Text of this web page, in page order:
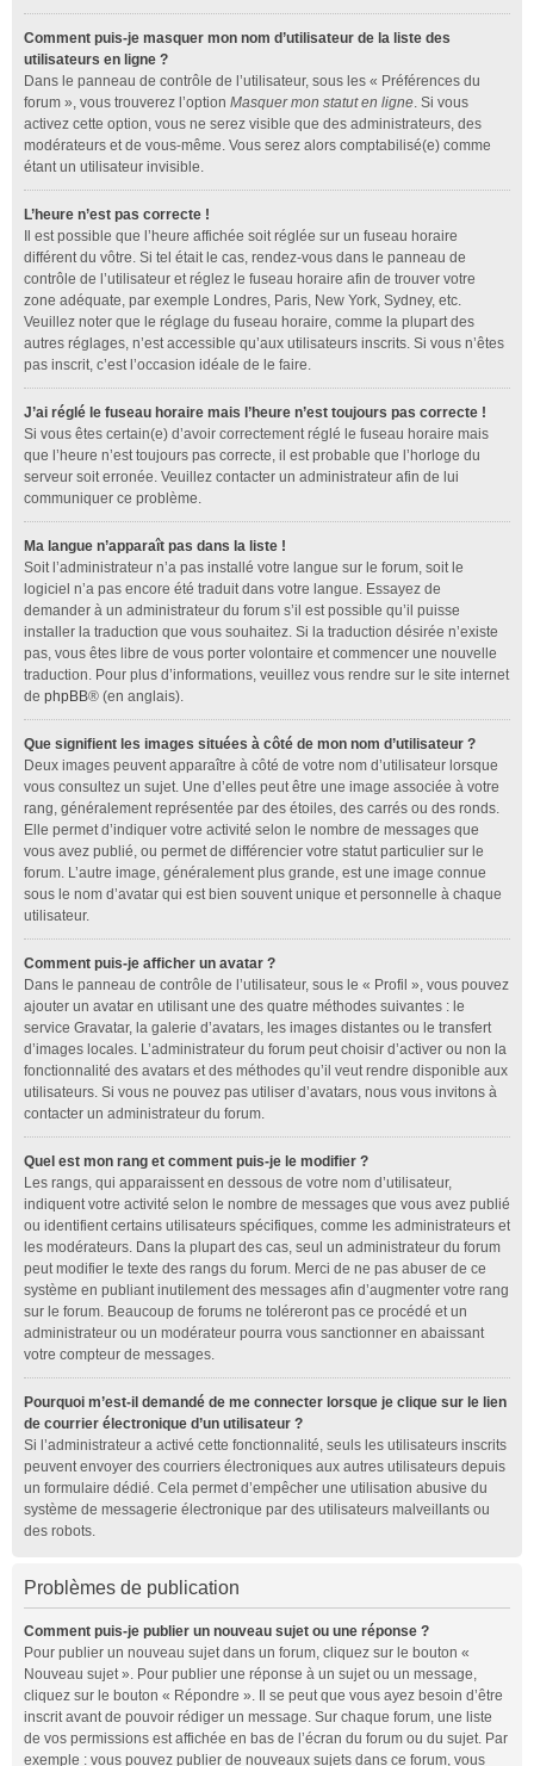
Comment puis-je masquer mon nom d’utilisateur de la liste des
utilisateurs en ligne ?
Dans le panneau de contrôle de l’utilisateur, sous les « Préférences du
forum », vous trouverez l’option Masquer mon statut en ligne. Si vous
activez cette option, vous ne serez visible que des administrateurs, des
modérateurs et de vous-même. Vous serez alors comptabilisé(e) comme
étant un utilisateur invisible.
L’heure n’est pas correcte !
Il est possible que l’heure affichée soit réglée sur un fuseau horaire
différent du vôtre. Si tel était le cas, rendez-vous dans le panneau de
contrôle de l’utilisateur et réglez le fuseau horaire afin de trouver votre
zone adéquate, par exemple Londres, Paris, New York, Sydney, etc.
Veuillez noter que le réglage du fuseau horaire, comme la plupart des
autres réglages, n’est accessible qu’aux utilisateurs inscrits. Si vous n’êtes
pas inscrit, c’est l’occasion idéale de le faire.
J’ai réglé le fuseau horaire mais l’heure n’est toujours pas correcte !
Si vous êtes certain(e) d’avoir correctement réglé le fuseau horaire mais
que l’heure n’est toujours pas correcte, il est probable que l’horloge du
serveur soit erronée. Veuillez contacter un administrateur afin de lui
communiquer ce problème.
Ma langue n’apparaît pas dans la liste !
Soit l’administrateur n’a pas installé votre langue sur le forum, soit le
logiciel n’a pas encore été traduit dans votre langue. Essayez de
demander à un administrateur du forum s’il est possible qu’il puisse
installer la traduction que vous souhaitez. Si la traduction désirée n’existe
pas, vous êtes libre de vous porter volontaire et commencer une nouvelle
traduction. Pour plus d’informations, veuillez vous rendre sur le site internet
de phpBB® (en anglais).
Que signifient les images situées à côté de mon nom d’utilisateur ?
Deux images peuvent apparaître à côté de votre nom d’utilisateur lorsque
vous consultez un sujet. Une d’elles peut être une image associée à votre
rang, généralement représentée par des étoiles, des carrés ou des ronds.
Elle permet d’indiquer votre activité selon le nombre de messages que
vous avez publié, ou permet de différencier votre statut particulier sur le
forum. L’autre image, généralement plus grande, est une image connue
sous le nom d’avatar qui est bien souvent unique et personnelle à chaque
utilisateur.
Comment puis-je afficher un avatar ?
Dans le panneau de contrôle de l’utilisateur, sous le « Profil », vous pouvez
ajouter un avatar en utilisant une des quatre méthodes suivantes : le
service Gravatar, la galerie d’avatars, les images distantes ou le transfert
d’images locales. L’administrateur du forum peut choisir d’activer ou non la
fonctionnalité des avatars et des méthodes qu’il veut rendre disponible aux
utilisateurs. Si vous ne pouvez pas utiliser d’avatars, nous vous invitons à
contacter un administrateur du forum.
Quel est mon rang et comment puis-je le modifier ?
Les rangs, qui apparaissent en dessous de votre nom d’utilisateur,
indiquent votre activité selon le nombre de messages que vous avez publié
ou identifient certains utilisateurs spécifiques, comme les administrateurs et
les modérateurs. Dans la plupart des cas, seul un administrateur du forum
peut modifier le texte des rangs du forum. Merci de ne pas abuser de ce
système en publiant inutilement des messages afin d’augmenter votre rang
sur le forum. Beaucoup de forums ne toléreront pas ce procédé et un
administrateur ou un modérateur pourra vous sanctionner en abaissant
votre compteur de messages.
Pourquoi m’est-il demandé de me connecter lorsque je clique sur le lien
de courrier électronique d’un utilisateur ?
Si l’administrateur a activé cette fonctionnalité, seuls les utilisateurs inscrits
peuvent envoyer des courriers électroniques aux autres utilisateurs depuis
un formulaire dédié. Cela permet d’empêcher une utilisation abusive du
système de messagerie électronique par des utilisateurs malveillants ou
des robots.
Problèmes de publication
Comment puis-je publier un nouveau sujet ou une réponse ?
Pour publier un nouveau sujet dans un forum, cliquez sur le bouton «
Nouveau sujet ». Pour publier une réponse à un sujet ou un message,
cliquez sur le bouton « Répondre ». Il se peut que vous ayez besoin d’être
inscrit avant de pouvoir rédiger un message. Sur chaque forum, une liste
de vos permissions est affichée en bas de l’écran du forum ou du sujet. Par
exemple : vous pouvez publier de nouveaux sujets dans ce forum, vous